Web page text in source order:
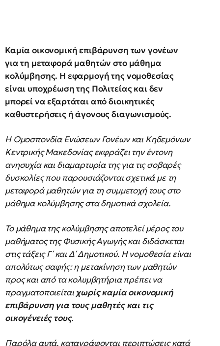
Καμία οικονομική επιβάρυνση των γονέων
για τη μεταφορά μαθητών στο μάθημα
κολύμβησης. Η εφαρμογή της νομοθεσίας
είναι υποχρέωση της Πολιτείας και δεν
μπορεί να εξαρτάται από διοικητικές
καθυστερήσεις ή άγονους διαγωνισμούς.
Η Ομοσπονδία Ενώσεων Γονέων και Κηδεμόνων
Κεντρικής Μακεδονίας εκφράζει την έντονη
ανησυχία και διαμαρτυρία της για τις σοβαρές
δυσκολίες που παρουσιάζονται σχετικά με τη
μεταφορά μαθητών για τη συμμετοχή τους στο
μάθημα κολύμβησης στα δημοτικά σχολεία.
Το μάθημα της κολύμβησης αποτελεί μέρος του
μαθήματος της Φυσικής Αγωγής και διδάσκεται
στις τάξεις Γ΄ και Δ΄ Δημοτικού. Η νομοθεσία είναι
απολύτως σαφής: η μετακίνηση των μαθητών
προς και από τα κολυμβητήρια πρέπει να
πραγματοποιείται χωρίς καμία οικονομική
επιβάρυνση για τους μαθητές και τις
οικογένειές τους.
Παρόλα αυτά, καταγράφονται περιπτώσεις κατά